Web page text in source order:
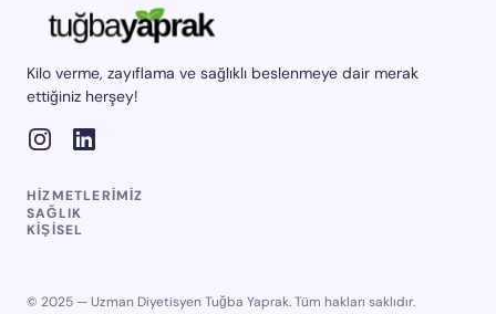
Kilo verme, zayıflama ve sağlıklı beslenmeye dair merak
ettiğiniz herşey!
HIZMETLERIMIZ
SAĞLIK
KIŞISEL
© 2025 — Uzman Diyetisyen Tuğba Yaprak. Tüm hakları saklıdır.